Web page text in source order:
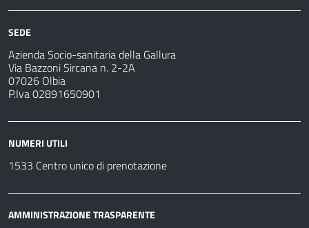
SEDE
Azienda Socio-sanitaria della Gallura
Via Bazzoni Sircana n. 2-2A
07026 Olbia
P.Iva 02891650901
NUMERI UTILI
1533 Centro unico di prenotazione
AMMINISTRAZIONE TRASPARENTE